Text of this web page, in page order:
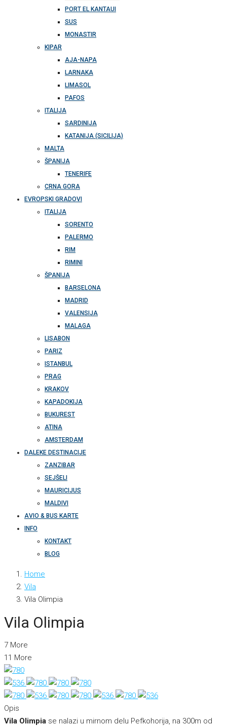
PORT EL KANTAUI
SUS
MONASTIR
KIPAR
AJA-NAPA
LARNAKA
LIMASOL
PAFOS
ITALIJA
SARDINIJA
KATANIJA (SICILIJA)
MALTA
ŠPANIJA
TENERIFE
CRNA GORA
EVROPSKI GRADOVI
ITALIJA
SORENTO
PALERMO
RIM
RIMINI
ŠPANIJA
BARSELONA
MADRID
VALENSIJA
MALAGA
LISABON
PARIZ
ISTANBUL
PRAG
KRAKOV
KAPADOKIJA
BUKUREST
ATINA
AMSTERDAM
DALEKE DESTINACIJE
ZANZIBAR
SEJŠELI
MAURICIJUS
MALDIVI
AVIO & BUS KARTE
INFO
KONTAKT
BLOG
Home
Vila
Vila Olimpia
Vila Olimpia
7 More
11 More
Opis
Vila Olimpia se nalazi u mirnom delu Pefkohorija, na 300m od